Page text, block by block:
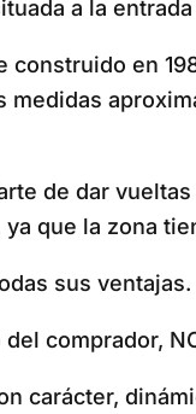
a la
construido en
de dar
que la zona
sus ventajas.
comprador,
carácter,